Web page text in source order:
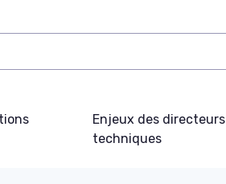
Enjeux des directeurs
techniques